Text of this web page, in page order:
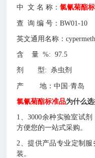
中 文 名 称：氯氰菊酯
查 询 编 号：BW01-10
英文通用名称：
含 量 %: 97.5
剂 型: 杀虫剂
产 地：中国 ·青岛
氯氰菊酯标准品为什么
1 、3000余种实验室试剂
方便您的一站式采购。
2、提供产品专业定制
装。